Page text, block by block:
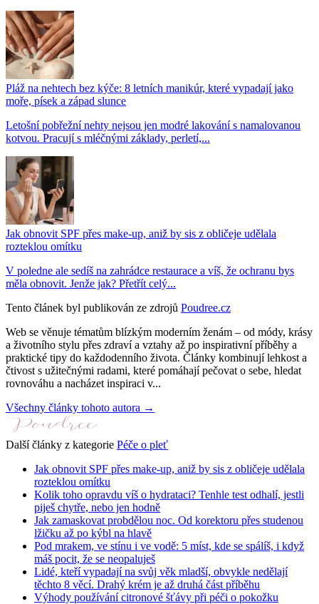
Pláž na nehtech bez kýče: 8 letních manikúr, které vypadají jako
moře, písek a západ slunce
Letošní pobřežní nehty nejsou jen modré lakování s namalovanou
kotvou. Pracují s mléčnými základy, perletí,...
Jak obnovit SPF přes make-up, aniž by sis z obličeje udělala
rozteklou omítku
V poledne ale sedíš na zahrádce restaurace a víš, že ochranu bys
měla obnovit. Jenže jak? Přetřít celý...
Tento článek byl publikován ze zdrojů Poudree.cz
Web se věnuje tématům blízkým moderním ženám – od módy, krásy
a životního stylu přes zdraví a vztahy až po inspirativní příběhy a
praktické tipy do každodenního života. Články kombinují lehkost a
čtivost s užitečnými radami, které pomáhají pečovat o sebe, hledat
rovnováhu a nacházet inspiraci v...
Všechny články tohoto autora →
Další články z kategorie Péče o pleť
Jak obnovit SPF přes make-up, aniž by sis z obličeje udělala
rozteklou omítku
Kolik toho opravdu víš o hydrataci? Tenhle test odhalí, jestli
piješ chytře, nebo jen hodně
Jak zamaskovat probdělou noc. Od korektoru přes studenou
lžičku až po kýbl na hlavě
Pod mrakem, ve stínu i ve vodě: 5 míst, kde se spálíš, i když
máš pocit, že se neopaluješ
Lidé, kteří vypadají na svůj věk mladší, obvykle nedělají
těchto 8 věcí. Drahý krém je až druhá část příběhu
Výhody používání citronové šťávy při péči o pokožku